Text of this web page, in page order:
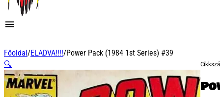
Főoldal/ELADVA!!!!/Power Pack (1984 1st Series) #39
🔍